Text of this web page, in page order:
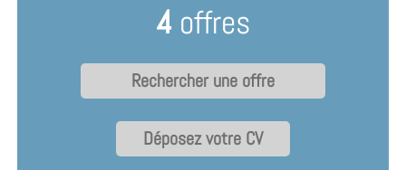
4 offres
Déposez votre CV